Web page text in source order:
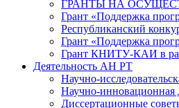
ГРАНТЫ НА
Грант «Поддержка
Республиканский
Грант «Поддержка
Грант КНИТУ-КАИ в
Деятельность АН РТ
Научно-
Научно-инновационная
Диссертационные